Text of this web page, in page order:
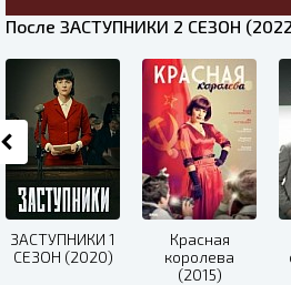
После ЗАСТУПНИКИ 2 СЕЗОН
ЗАСТУПНИКИ 1
СЕЗОН (2020)
Красная
королева
(2015)